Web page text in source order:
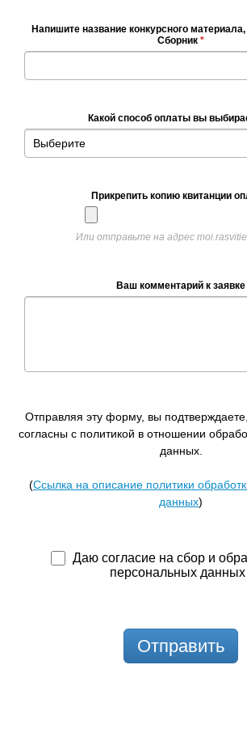
Напишите название конкурсного
Сборник *
Какой способ оплаты вы
Прикрепить копию квитанции
Или отправьте на адрес
Ваш комментарий к заявке
Отправляя эту форму, вы
согласны с политикой в отношении
данных.
(Ссылка на описание политики
данных)
Даю согласие на сбор и
персональных данных
Отправить